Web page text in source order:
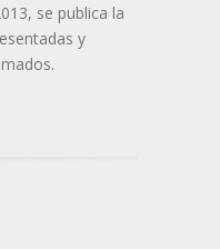
se publica la
y